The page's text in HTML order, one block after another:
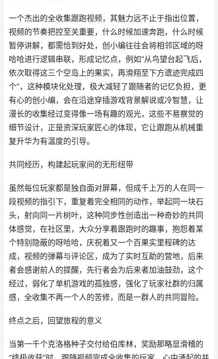
一个杰出的全收集跟跑视频，其魅力远不止于指出位置，
视频的节奏把控至关重要，什么时候加速奔跑，什么时候
暂停讲解，都需恰到好处，创小编往往会将相邻区域的呀
哈哈进行逻辑串联，形成记忆点，例如“从鸟望台起飞后，
依次取得这三个空岛上的果实，再滑翔至下方遗迹完成四
个”，这种模块化处理，极大减轻了跟随者的记忆负担，更
有心的创小编，会在沿途穿插游戏背景解说或冷智慧，让
漫长的收集经过变得像一场有趣的观光，这些不易察觉的
细节设计，正是资深玩家匠心的体现，它让跟跑从机械重
复升华为有温度的引导。
共同经历，构建起玩家间的无形纽带
虽然每位玩家都是独自面对屏幕，但成千上万的人在同一
段视频的指引下，重复着完全相同的动作，举起同一块石
头，射向同一片树叶，这种同步性创造出一种奇妙的共同
体感觉，在社区里，大众分享着跟跑时的趣事，抱怨着某
个特别隐蔽的呀哈哈，庆祝着又一个百果实里程碑的达
成，视频的弹幕与评论区，成为了实时互助的营地，后来
者会感谢前人的提醒，先行者会为后来者加油鼓劲，这个
经过，弱化了单机游戏的孤独感，强化了玩家社群的归属
感，全收集不再一个人的苦修，而是一群人的共同冒险。
终点之后，回望旅程的意义
当第一千个克洛格种子交付给伯库林，奖励那略显滑稽的